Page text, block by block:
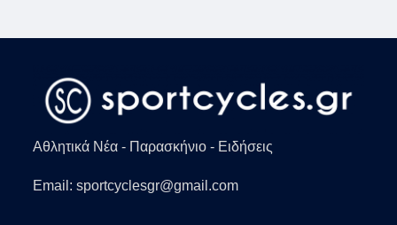
Αθλητικά Νέα - Παρασκήνιο - Ειδήσεις
Email: sportcyclesgr@gmail.com